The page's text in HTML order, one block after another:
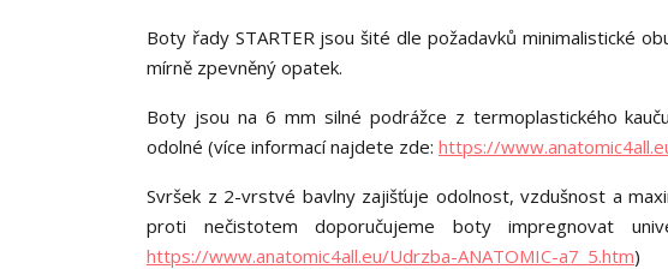
Boty řady STARTER jsou šité dle požadavků minimalistické
mírně zpevněný opatek.
Boty jsou na 6 mm silné podrážce z termoplastického
odolné (více informací najdete zde: https://
Svršek z 2-vrstvé bavlny zajišťuje odolnost, vzdušnost a
proti nečistotem doporučujeme boty impregnovat
https://www.anatomic4all.eu/Udrzba-ANATOMIC-a7_5.htm)